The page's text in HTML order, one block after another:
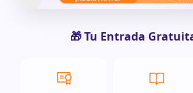
🎁 Tu Entrada